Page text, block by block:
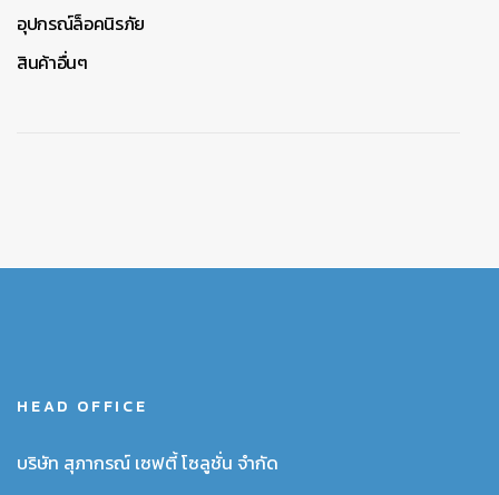
อุปกรณ์ล็อคนิรภัย
สินค้าอื่นๆ
HEAD OFFICE
บริษัท สุภากรณ์ เซฟตี้ โซลูชั่น จำกัด